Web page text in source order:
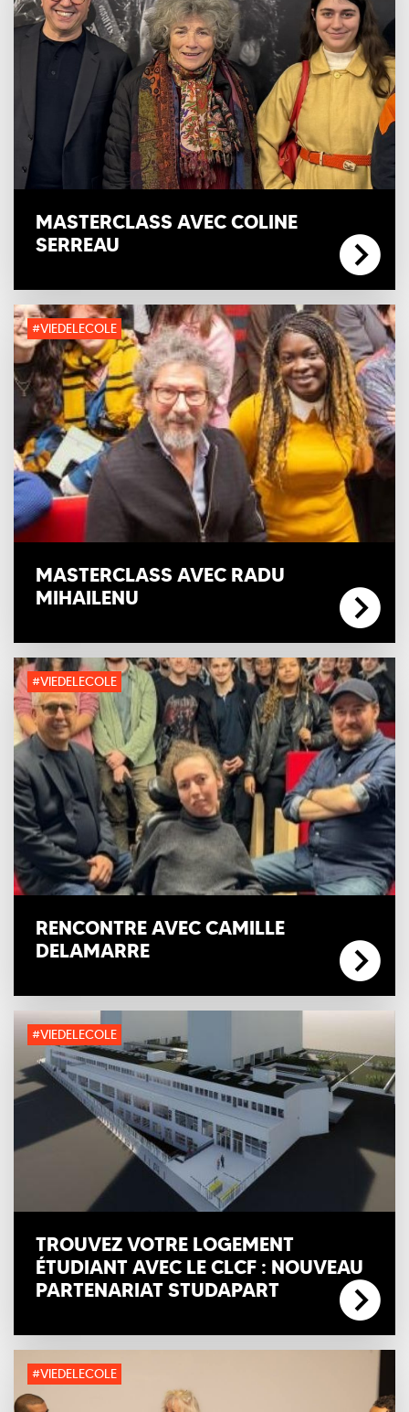
MASTERCLASS AVEC COLINE
SERREAU
#VIEDELECOLE
MASTERCLASS AVEC RADU
MIHAILENU
#VIEDELECOLE
RENCONTRE AVEC CAMILLE
DELAMARRE
#VIEDELECOLE
TROUVEZ VOTRE LOGEMENT
ÉTUDIANT AVEC LE CLCF : NOUVEAU
PARTENARIAT STUDAPART
#VIEDELECOLE